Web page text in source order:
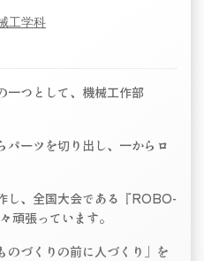
工学科
一つとして、機械工作部
パーツを切り出し、一からロ
し、全国大会である『ROBO-
頑張っています。
のづくりの前に人づくり」を